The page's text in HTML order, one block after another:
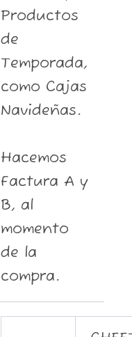
Productos
de
Temporada,
como Cajas
Navideñas.
Hacemos
Factura A y
B, al
momento
de la
compra.